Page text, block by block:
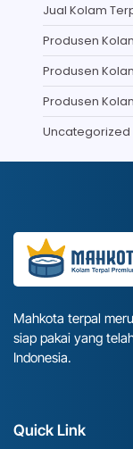
Jual Kolam
Produsen
Produsen
Produsen
Uncategorized
Mahkota terpal
siap pakai yang
Indonesia.
Quick Link